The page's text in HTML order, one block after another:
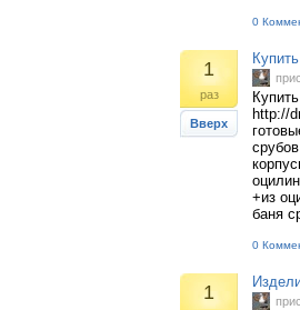
0
1
раз
Вверх
http://
+из
баня
0
1